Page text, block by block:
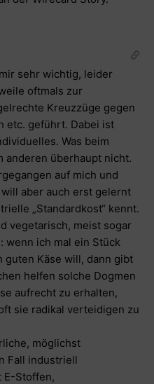
sehr wichtig, leider
oftmals zur
Kreuzzüge gegen
etc. geführt. Dabei ist
Was beim
anderen überhaupt nicht.
auf mich und
aber auch erst gelernt
„Standardkost“ kennt.
vegetarisch, meist sogar
wenn ich mal ein Stück
guten Käse will, dann gibt
helfen solche Dogmen
aufrecht zu erhalten,
sie radikal verteidigen zu
möglichst
Fall industriell
E-Stoffen,